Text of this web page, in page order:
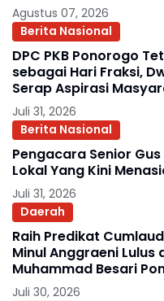
Agustus 07, 2026
Berita Nasional
DPC PKB Ponorogo
sebagai Hari Fraksi,
Serap Aspirasi
Juli 31, 2026
Berita Nasional
Pengacara Senior
Lokal Yang Kini
Juli 31, 2026
Daerah
Raih Predikat
Minul Anggraeni Lulus
Muhammad Besari
Juli 30, 2026